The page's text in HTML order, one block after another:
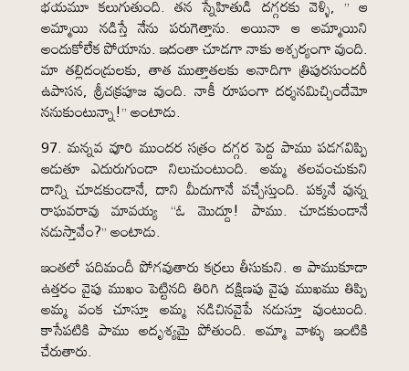
భయమూ కలుగుతుంది. తన స్నేహితుడి దగ్గరకు వెళ్ళి, ” ఆ
అమ్మాయి నడిస్తే నేను పరుగెత్తాను. అయినా ఆ అమ్మాయిని
అందుకోలేక పోయాను. ఇదంతా చూడగా నాకు ఆశ్చర్యంగా వుంది.
మా తల్లిదండ్రులకు, తాత ముత్తాతలకు అనాదిగా త్రిపురసుందరీ
ఉపాసన, శ్రీచక్రపూజ వుంది. నాకీ రూపంగా దర్శనమిచ్చిందేమో
ననుకుంటున్నా!” అంటాడు.
97. మన్నవ వూరి ముందర సత్రం దగ్గర పెద్ద పాము పడగవిప్పి
ఆడుతూ ఎదురుగుండా నిలుచుంటుంది. అమ్మ తలవంచుకుని
దాన్ని చూడకుండానే, దాని మీదుగానే వచ్చేస్తుంది. పక్కనే వున్న
రాఘవరావు మావయ్య “ఓ మొద్దూ! పాము. చూడకుండానే
నడుస్తావేం?” అంటాడు.
ఇంతలో పదిమందీ పోగవుతారు కర్రలు తీసుకుని. ఆ పాముకూడా
ఉత్తరం వైపు ముఖం పెట్టినది తిరిగి దక్షిణపు వైపు ముఖము తిప్పి
అమ్మ వంక చూస్తూ అమ్మ నడిచినవైపే నడుస్తూ వుంటుంది.
కాసేపటికి పాము అదృశ్యమై పోతుంది. అమ్మా వాళ్ళు ఇంటికి
చేరుతారు.